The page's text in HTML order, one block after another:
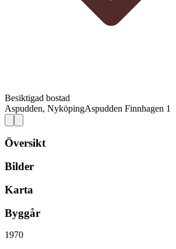
Besiktigad bostad
Aspudden, NyköpingAspudden Finnhagen 1
Översikt
Bilder
Karta
Byggår
1970